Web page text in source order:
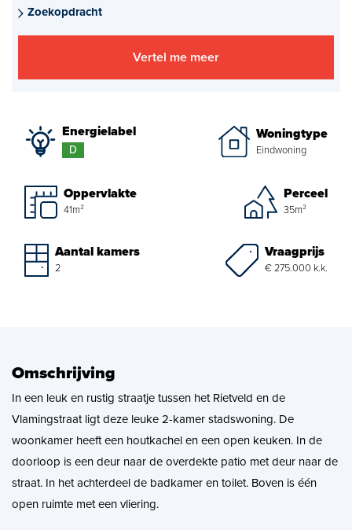
Projectadvies
Ons Team
Over Van Daal
Klantbeoordelingen
Vacatures
Nieuws
Contact
Zoekopdracht
Vertel me meer
Energielabel
D
Woningtype
Eindwoning
Oppervlakte
41m²
Perceel
35m²
Aantal kamers
2
Vraagprijs
€ 275.000 k.k.
Omschrijving
In een leuk en rustig straatje tussen het Rietveld en de
Vlamingstraat ligt deze leuke 2-kamer stadswoning. De
woonkamer heeft een houtkachel en een open keuken. In de
doorloop is een deur naar de overdekte patio met deur naar de
straat. In het achterdeel de badkamer en toilet. Boven is één
open ruimte met een vliering.